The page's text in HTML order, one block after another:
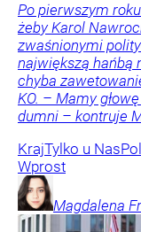
Po pierwszym
żeby Karol
zwaśnionymi
największą hańbą
chyba
KO. – Mamy
dumni – kontruje
KrajTylko u Nas
Wprost
Magdalena